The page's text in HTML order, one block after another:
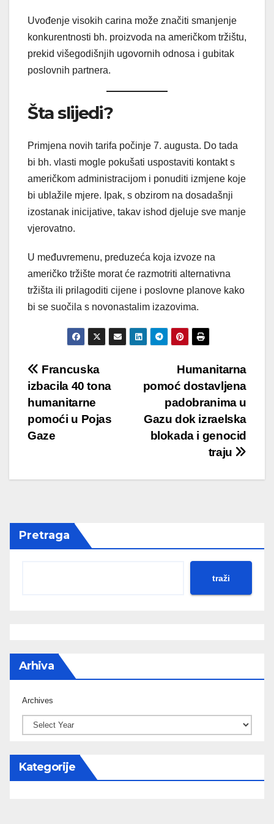
Uvođenje visokih carina može značiti smanjenje
konkurentnosti bh. proizvoda na američkom tržištu,
prekid višegodišnjih ugovornih odnosa i gubitak
poslovnih partnera.
Šta slijedi?
Primjena novih tarifa počinje 7. augusta. Do tada
bi bh. vlasti mogle pokušati uspostaviti kontakt s
američkom administracijom i ponuditi izmjene koje
bi ublažile mjere. Ipak, s obzirom na dosadašnji
izostanak inicijative, takav ishod djeluje sve manje
vjerovatno.
U međuvremenu, preduzeća koja izvoze na
američko tržište morat će razmotriti alternativna
tržišta ili prilagoditi cijene i poslovne planove kako
bi se suočila s novonastalim izazovima.
Post
navigation
Humanitarna
pomoć dostavljena
padobranima u
Gazu dok izraelska
blokada i genocid
traju
Francuska
izbacila 40 tona
humanitarne
pomoći u Pojas
Gaze
Pretraga
traži
Arhiva
Archives
Kategorije